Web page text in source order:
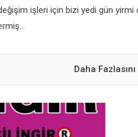
işleri için bizi yedi gün
Daha